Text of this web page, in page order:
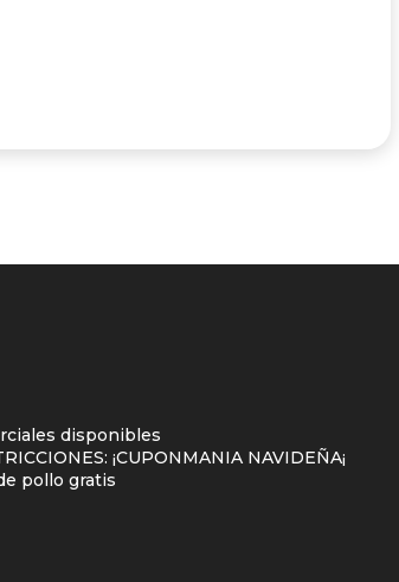
disponibles
¡CUPONMANIA NAVIDEÑA¡
pollo gratis